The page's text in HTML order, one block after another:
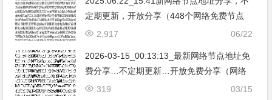
定期更新，开放分享（448个网络免费节点
香港|日本|韩国|新加坡|台湾|马来西亚|美国|
地利|荷兰|波兰|俄罗斯|瑞士|意大利爱尔兰|
葡萄牙|丹麦|希腊|尼日利亚|巴西|乌克兰|
Clash|V2ray|SSR）不断努力提高更新频率
06/22
2,917
2026-03-15_00:13:13_最新网络节点地址免
费分享…不定期更新…开放免费分享（网络
免费节点香港|日本|韩国|新加坡|台湾|马来西
03/15
319